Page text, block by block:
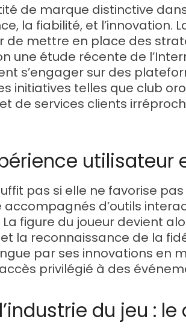
de marque distinctive
la fiabilité, et l’innovation.
de mettre en place des
une étude récente de
s’engager sur des
initiatives telles que club
de services clients
pas si elle ne favorise
accompagnés d’outils
figure du joueur devient
la reconnaissance de la
par ses innovations
privilégié à des
du jeu :